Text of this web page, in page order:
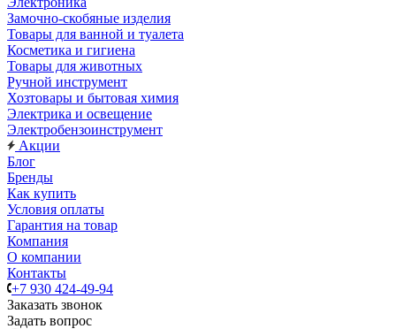
Замочно-скобяные изделия
Товары для ванной и туалета
Косметика и гигиена
Товары для животных
Ручной инструмент
Хозтовары и бытовая химия
Электрика и освещение
Электробензоинструмент
Акции
Блог
Бренды
Как купить
Условия оплаты
Гарантия на товар
Компания
О компании
Контакты
+7 930 424-49-94
Заказать звонок
Задать вопрос